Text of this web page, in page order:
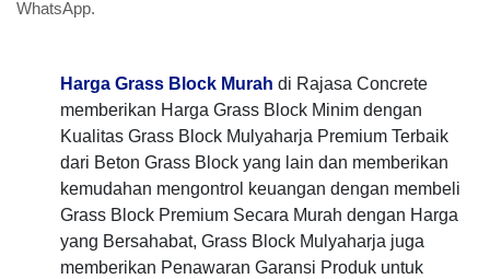
WhatsApp.
Harga Grass Block Murah di Rajasa Concrete
memberikan Harga Grass Block Minim dengan
Kualitas Grass Block Mulyaharja Premium Terbaik
dari Beton Grass Block yang lain dan memberikan
kemudahan mengontrol keuangan dengan membeli
Grass Block Premium Secara Murah dengan Harga
yang Bersahabat, Grass Block Mulyaharja juga
memberikan Penawaran Garansi Produk untuk